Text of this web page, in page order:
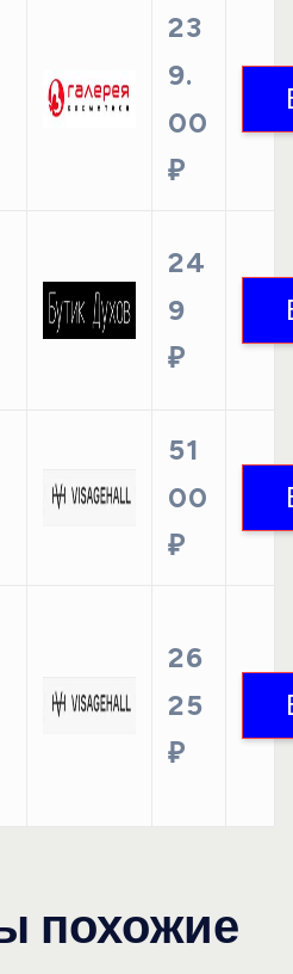
23
9.
00
₽
24
9
₽
51
00
₽
26
25
₽
похожие